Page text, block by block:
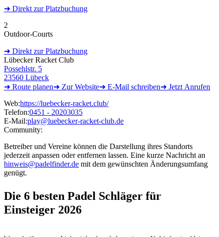
➜ Direkt zur Platzbuchung
2
Outdoor-Courts
➜ Direkt zur Platzbuchung
Lübecker Racket Club
Possehlstr. 5
23560 Lübeck
➜ Route planen➜ ZurWebsite➜ E-Mail schreiben➜ Jetzt Anrufen
Web:https://luebecker-racket.club/
Telefon:0451 - 20203035
E-Mail:play@luebecker-racket-club.de
Community:
Betreiber und Vereine können die Darstellung ihres Standorts
jederzeit anpassen oder entfernen lassen. Eine kurze Nachricht an
hinweis@padelfinder.de mit dem gewünschten Änderungsumfang
genügt.
Die 6 besten Padel Schläger für
Einsteiger 2026